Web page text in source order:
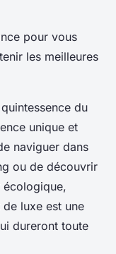
pour vous
les meilleures
du
unique et
naviguer dans
ou de découvrir
luxe est une
dureront toute